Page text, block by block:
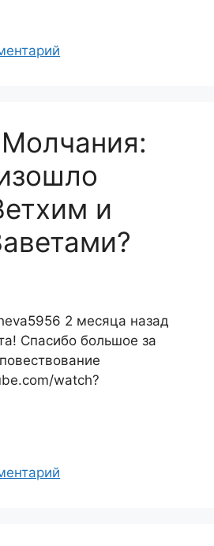
и
2 месяца назад
Спасибо большое за
watch?